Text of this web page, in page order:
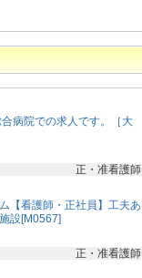
院での求人です。［大
正・准看護師
【看護師・正社員】工夫あ
設[M0567]
正・准看護師